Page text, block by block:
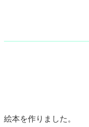
絵本を作りました。